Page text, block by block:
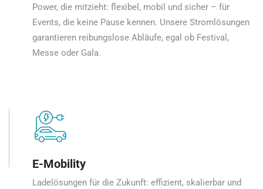
Power, die mitzieht: flexibel, mobil und sicher – für
Events, die keine Pause kennen. Unsere Stromlösungen
garantieren reibungslose Abläufe, egal ob Festival,
Messe oder Gala.
E-Mobility
Ladelösungen für die Zukunft: effizient, skalierbar und